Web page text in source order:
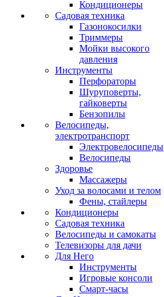
Кондиционеры
Садовая техника
Газонокосилки
Триммеры
Мойки высокого
давления
Инструменты
Перфораторы
Шуруповерты,
гайковерты
Бензопилы
Велосипеды,
электротранспорт
Электровелосипеды
Велосипеды
Здоровье
Массажеры
Уход за волосами и телом
Фены, стайлеры
Кондиционеры
Садовая техника
Велосипеды и самокаты
Телевизоры для дачи
Для Него
Инструменты
Игровые консоли
Смарт-часы